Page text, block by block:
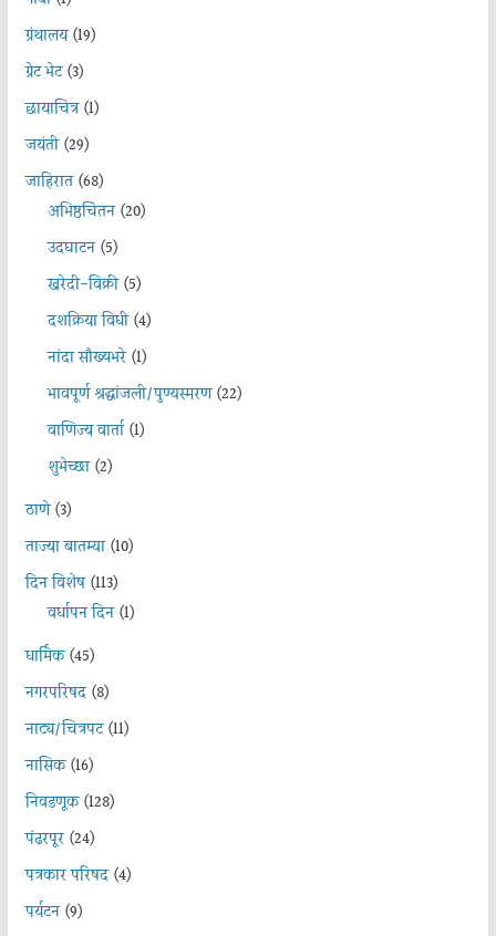
ग्रंथालय(19)
ग्रेट भेट(3)
छायाचित्र(1)
जयंती(29)
जाहिरात(68)
अभिष्ठचिंतन(20)
उदघाटन(5)
खरेदी-विक्री(5)
दशक्रिया विधी(4)
नांदा सौख्यभरे(1)
भावपूर्ण श्रद्धांजली/पुण्यस्मरण(22)
वाणिज्य वार्ता(1)
शुभेच्छा(2)
ठाणे(3)
ताज्या बातम्या(10)
दिन विशेष(113)
वर्धापन दिन(1)
धार्मिक(45)
नगरपरिषद(8)
नाट्य/चित्रपट(11)
नासिक(16)
निवडणूक(128)
पंढरपूर(24)
पत्रकार परिषद(4)
पर्यटन(9)